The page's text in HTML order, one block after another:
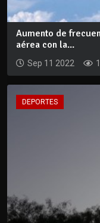
Aumento de
aérea con la...
Sep 11 2022
DEPORTES